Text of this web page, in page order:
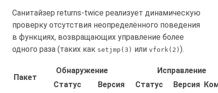
Санитайзер returns-twice реализует динамическую
проверку отсутствия неопределённого поведения
в функциях, возвращающих управление более
одного раза (таких как setjmp(3) или vfork(2) ).
Пакет
Обнаружение
Исправление
Статус
Версия Статус Версия